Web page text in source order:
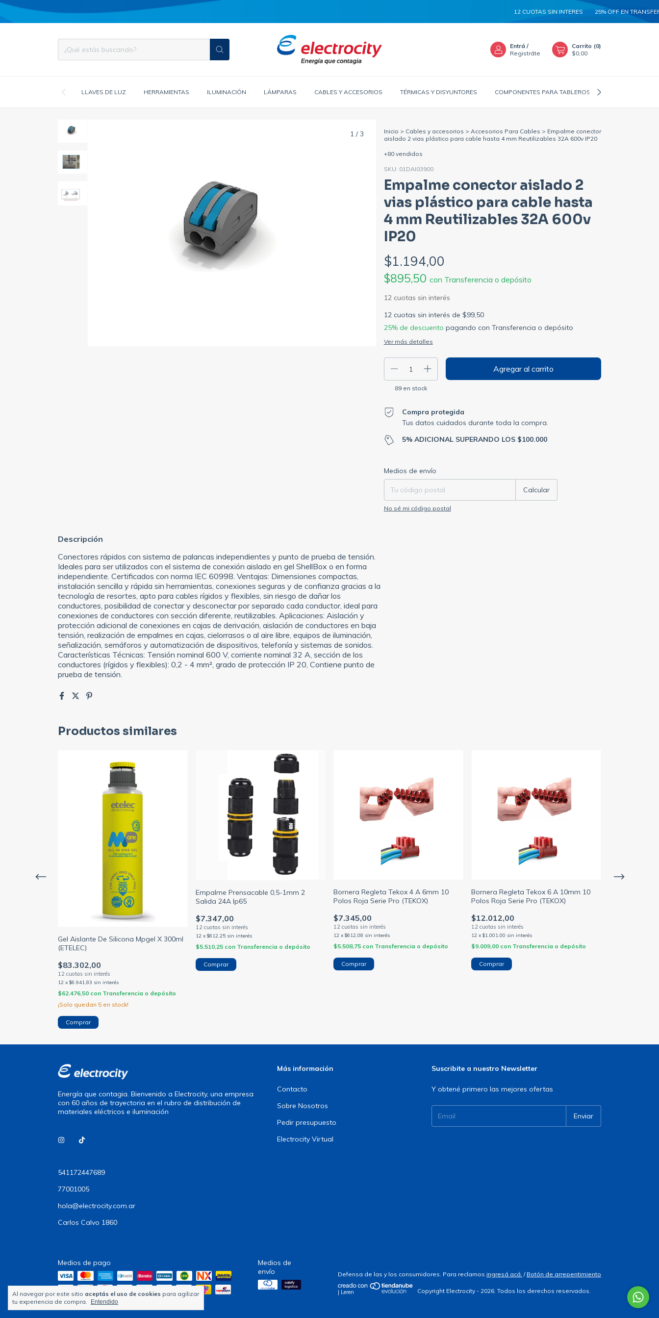
12 CUOTAS SIN INTERES 25% OFF EN TRANSFERENCIA
Entrá /
Registráte
Carrito (0)
$0,00
LLAVES DE LUZ HERRAMIENTAS ILUMINACIÓN LÁMPARAS CABLES Y ACCESORIOS TÉRMICAS Y DISYUNTORES COMPONENTES PARA TABLEROS
Al navegar por este sitio aceptás el uso de cookies para agilizar
tu experiencia de compra.
Entendido
1/3 Inicio > Cables y accesorios > Accesorios Para Cables > Empalme conector
aislado 2 vias plástico para cable hasta 4 mm Reutilizables 32A 600v IP20
+80 vendidos
SKU: 01DAI03900
Empalme conector aislado 2
vias plástico para cable hasta
4 mm Reutilizables 32A 600v
IP20
$1.194,00
$895,50 con Transferencia o depósito
12 cuotas sin interés de $99,50
25% de descuento pagando con Transferencia o depósito
Ver más detalles
89en stock
Compra protegida
Tus datos cuidados durante toda la compra.
5% ADICIONAL SUPERANDO LOS $100.000
Entregas para el CP:
Medios de envío
Calcular
No sé mi código postal
Descripción
Conectores rápidos con sistema de palancas independientes y punto de prueba de tensión.
Ideales para ser utilizados con el sistema de conexión aislado en gel ShellBox o en forma
independiente. Certificados con norma IEC 60998. Ventajas: Dimensiones compactas,
instalación sencilla y rápida sin herramientas, conexiones seguras y de confianza gracias a la
tecnología de resortes, apto para cables rígidos y flexibles, sin riesgo de dañar los
conductores, posibilidad de conectar y desconectar por separado cada conductor, ideal para
conexiones de conductores con sección diferente, reutilizables. Aplicaciones: Aislación y
protección adicional de conexiones en cajas de derivación, aislación de conductores en baja
tensión, realización de empalmes en cajas, cielorrasos o al aire libre, equipos de iluminación,
señalización, semáforos y automatización de dispositivos, telefonía y sistemas de sonidos.
Características Técnicas: Tensión nominal 600 V, corriente nominal 32 A, sección de los
conductores (rígidos y flexibles): 0,2 - 4 mm², grado de protección IP 20, Contiene punto de
prueba de tensión.
Productos similares
Gel Aislante De Silicona Mpgel X 300ml
(ETELEC)
$83.302,00
12 x $6.941,83 sin interés
$62.476,50 con Transferencia o depósito
¡Solo quedan 5 en stock!
Empalme Prensacable 0,5-1mm 2
Salida 24A Ip65
$7.347,00
12 x $612,25 sin interés
$5.510,25 con Transferencia o depósito
Bornera Regleta Tekox 4 A 6mm 10
Polos Roja Serie Pro (TEKOX)
$7.345,00
12 x $612,08 sin interés
$5.508,75 con Transferencia o depósito
Bornera Regleta Tekox 6 A 10mm 10
Polos Roja Serie Pro (TEKOX)
$12.012,00
12 x $1.001,00 sin interés
$9.009,00 con Transferencia o depósito
Energía que contagia. Bienvenido a Electrocity, una empresa
con 60 años de trayectoria en el rubro de distribución de
materiales eléctricos e iluminación
541172447689
77001005
hola@electrocity.com.ar
Carlos Calvo 1860
Más información
Contacto
Sobre Nosotros
Pedir presupuesto
Electrocity Virtual
Suscribite a nuestro Newsletter
Y obtené primero las mejores ofertas
Medios de pago
Medios de
envío
Defensa de las y los consumidores. Para reclamos ingresá acá. / Botón de arrepentimiento
| Leren Copyright Electrocity - 2026. Todos los derechos reservados.